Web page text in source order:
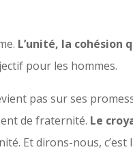
L’unité, la cohésion
pour les hommes.
pas sur ses
de fraternité. Le
Et dirons-nous, c’est